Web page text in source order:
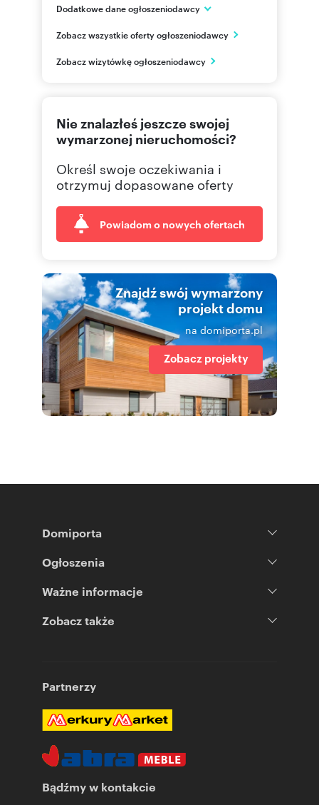
Dodatkowe dane ogłoszeniodawcy
Warszawa
PL
226251 Pokaż telefon
Zobacz wszystkie oferty ogłoszeniodawcy
Zobacz wizytówkę ogłoszeniodawcy
Nie znalazłeś jeszcze swojej
wymarzonej nieruchomości?
Określ swoje oczekiwania i
otrzymuj dopasowane oferty
Powiadom o nowych ofertach
Znajdź swój wymarzony
projekt domu
na domiporta.pl
Zobacz projekty
Domiporta
Ogłoszenia
Ważne informacje
Zobacz także
Partnerzy
Bądźmy w kontakcie